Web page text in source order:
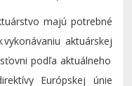
majú potrebné
aktuárskej
podľa aktuálneho
Európskej únie